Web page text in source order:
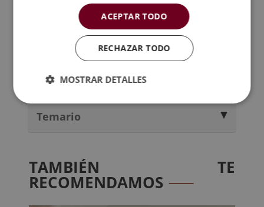
índice del temario y todo lo que estudiarás
durante tu paso por la escuela.
Metodología
Certificación
Temario
TAMBIÉN TE
RECOMENDAMOS
ACEPTAR TODO
RECHAZAR TODO
MOSTRAR DETALLES